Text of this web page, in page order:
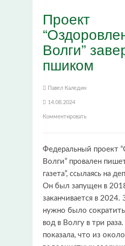
Проект
Волги”
пшиком
Павел Каледин
14.08.2024
Комментировать
Федеральный проект
Волги” провален
газета”, ссылаясь на
Он был запущен в
заканчивается в 2024.
нужно было
вод в Волгу в три
показала, что из